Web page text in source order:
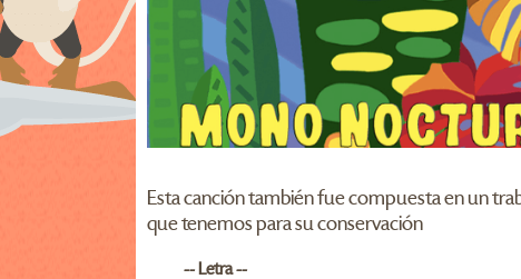
Esta canción también fue compuesta en un
que tenemos para su conservación
-- Letra --